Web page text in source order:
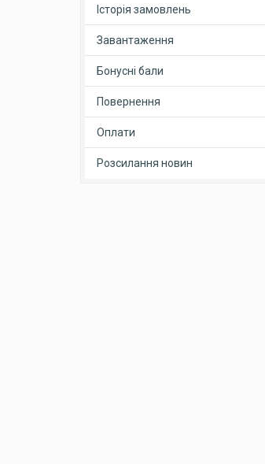
Історія замовлень
Завантаження
Бонусні бали
Повернення
Оплати
Розсилання новин